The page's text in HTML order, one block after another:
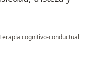
Terapia cognitivo-conductual